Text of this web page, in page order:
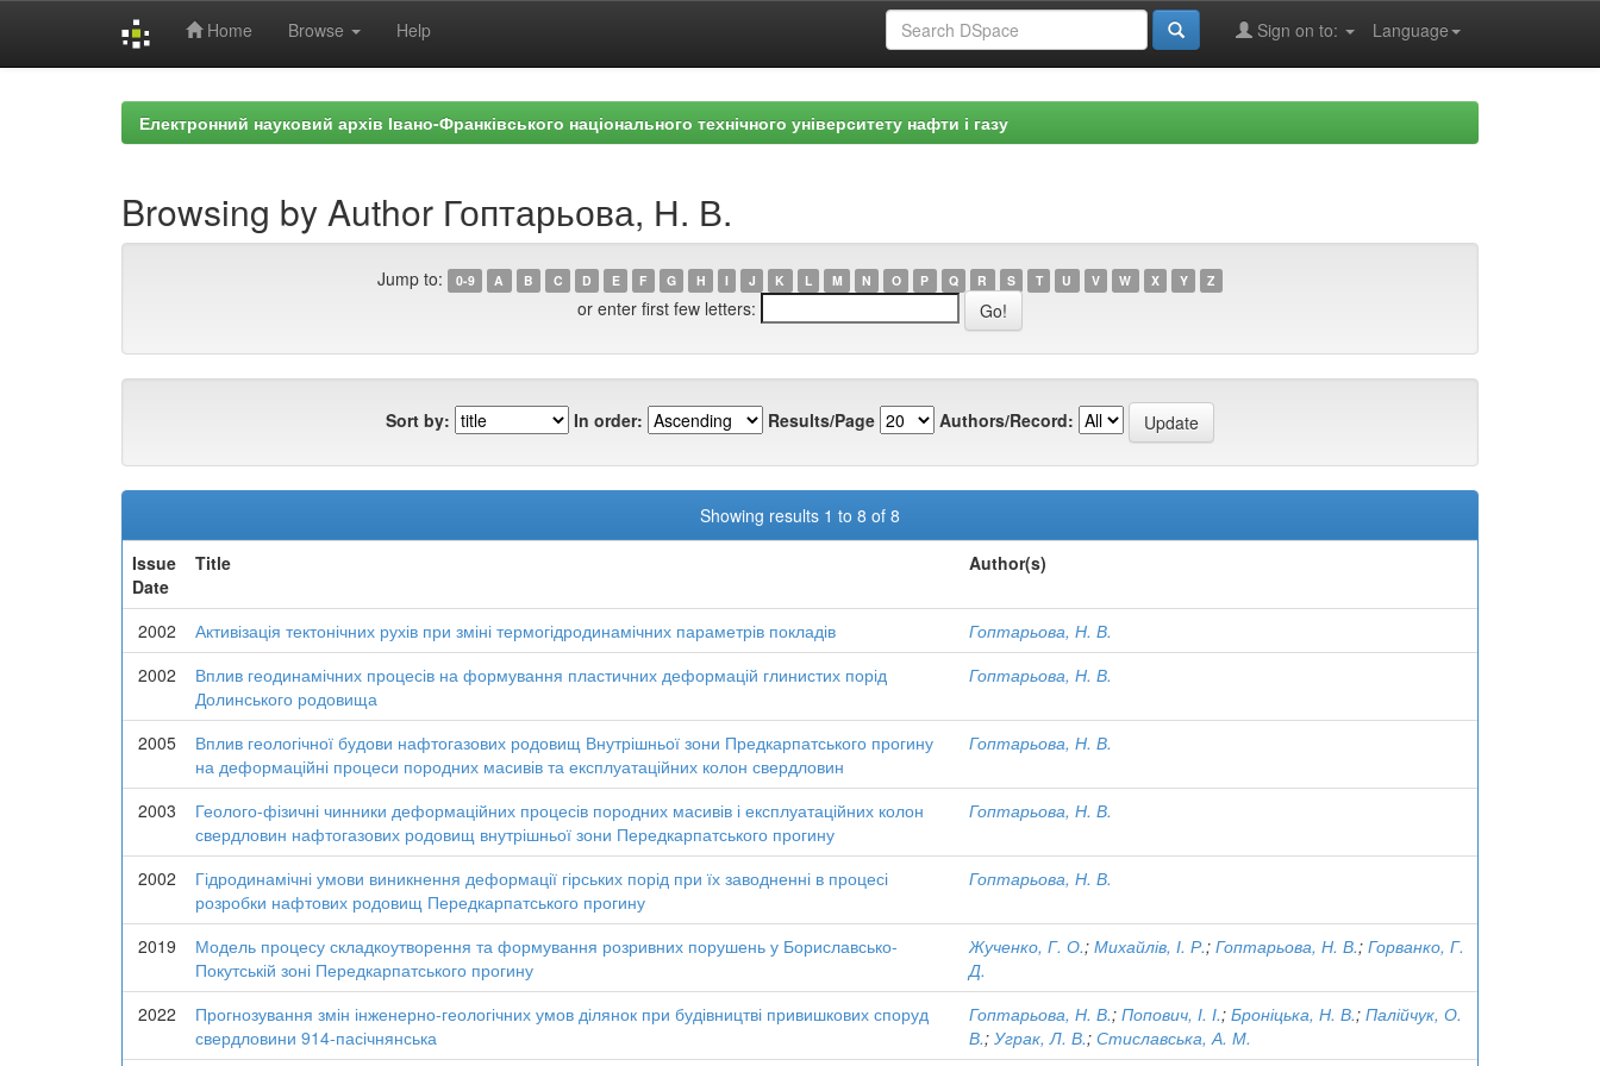
Home Browse Help Language
Sign on to:
Електронний науковий архів Івано-Франківського національного технічного університету нафти і газу
Browsing by Author Гоптарьова, Н. В.
Jump to: 0-9 A B C D E F G H I J K L M N O P Q R S T U V W X Y Z
or enter first few letters:
Sort by: In order: Results/Page Authors/Record:
Showing results 1 to 8 of 8
Issue
Date
Title Author(s)
2002 Активізація тектонічних рухів при зміні термогідродинамічних параметрів покладів
Гоптарьова, Н. В.
2002
Вплив геодинамічних процесів на формування пластичних деформацій глинистих порід
Долинського родовища
Гоптарьова, Н. В.
2005
Вплив геологічної будови нафтогазових родовищ Внутрішньої зони Предкарпатського прогину
на деформаційні процеси породних масивів та експлуатаційних колон свердловин
Гоптарьова, Н. В.
2003
Геолого-фізичні чинники деформаційних процесів породних масивів і експлуатаційних колон
свердловин нафтогазових родовищ внутрішньої зони Передкарпатського прогину
Гоптарьова, Н. В.
2002
Гідродинамічні умови виникнення деформації гірських порід при їх заводненні в процесі
розробки нафтових родовищ Передкарпатського прогину
Гоптарьова, Н. В.
2019
Модель процесу складкоутворення та формування розривних порушень у Бориславсько-
Покутській зоні Передкарпатського прогину
Жученко, Г. О.; Михайлів, І. Р.; Гоптарьова, Н. В.; Горванко, Г.
Д.
2022
Прогнозування змін інженерно-геологічних умов ділянок при будівництві привишкових споруд
свердловини 914-пасічнянська
Гоптарьова, Н. В.; Попович, І. І.; Броніцька, Н. В.; Палійчук, О.
В.; Уграк, Л. В.; Стиславська, А. М.